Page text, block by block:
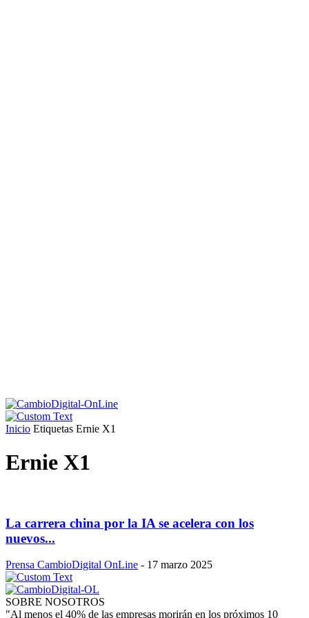
Inicio Etiquetas Ernie X1
Ernie X1
La carrera china por la IA se acelera con los
nuevos...
Prensa CambioDigital OnLine - 17 marzo 2025
SOBRE NOSOTROS
"Al menos el 40% de las empresas morirán en los próximos 10